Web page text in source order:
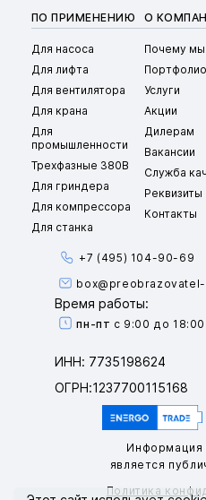
ПО ПРИМЕНЕНИЮ
Для насоса
Для лифта
Для вентилятора
Для крана
Для
промышленности
Трехфазные 380В
Для гриндера
Для компрессора
Для станка
О
Почему мы
Портфолио
Услуги
Акции
Дилерам
Вакансии
Служба
Реквизиты
Контакты
+7 (495) 104-90-69
Время работы:
пн-пт с 9:00 до 18:00
ИНН: 7735198624
ОГРН:1237700115168
Информация
является
Политика